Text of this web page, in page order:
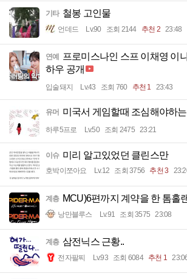
기타 철봉 고인물
언데드 Lv.90 조회 2144 추천 2 23:48
연예
프로미스나인 스프 이채영 이
하우 공개
입술돼지 Lv.43 조회 760 추천 1 23:43
유머 미국서 게임할때 조심해야하
하루5프로 Lv.50 조회 2475 23:21
이슈 미리 알고있었던 클린스만
호박이쪼아요 Lv.12 조회 3756 추천 3
계층 MCU)6편까지 계약을 한 톰홀
낭만블루스 Lv.91 조회 3575 23:08
계층 삼전닉스 근황..
전자팔찌 Lv.93 조회 6084 추천 1